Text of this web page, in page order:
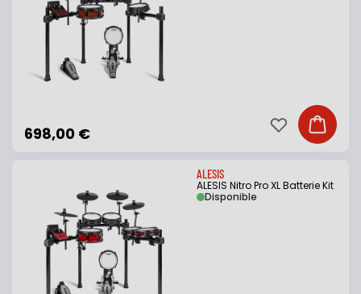
698,00 € Ajouter
Ajouter à ma
ALESIS
ALESIS Nitro Pro XL Batterie Kit
Disponible